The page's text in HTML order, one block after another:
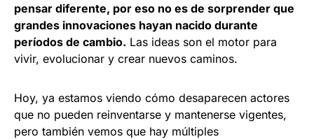
pensar diferente, por eso no es de sorprender que
grandes innovaciones hayan nacido durante
períodos de cambio. Las ideas son el motor para
vivir, evolucionar y crear nuevos caminos.
Hoy, ya estamos viendo cómo desaparecen actores
que no pueden reinventarse y mantenerse vigentes,
pero también vemos que hay múltiples